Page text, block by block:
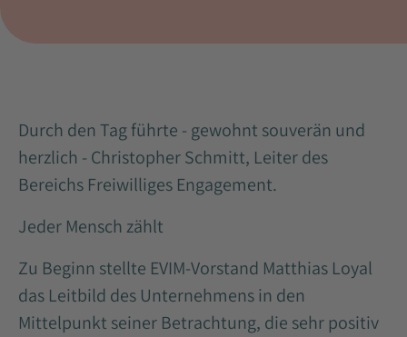
Durch den Tag führte - gewohnt souverän und
herzlich - Christopher Schmitt, Leiter des
Bereichs Freiwilliges Engagement.
Jeder Mensch zählt
Zu Beginn stellte EVIM-Vorstand Matthias Loyal
das Leitbild des Unternehmens in den
Mittelpunkt seiner Betrachtung, die sehr positiv